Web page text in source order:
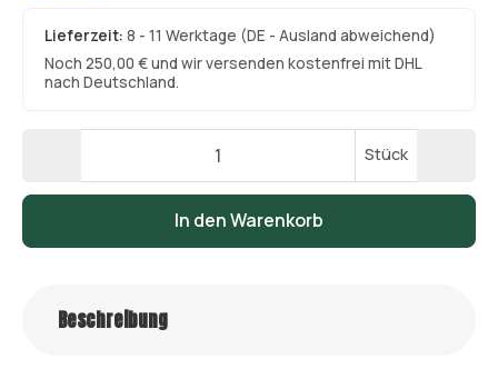
Lieferzeit:8 - 11 Werktage (DE - Ausland abweichend)
Noch 250,00 € und wir versenden kostenfrei mit DHL
nach Deutschland.
Stück
In den Warenkorb
Beschreibung